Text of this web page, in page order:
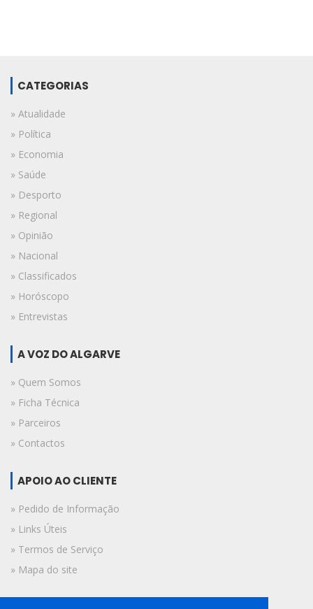
CATEGORIAS
» Atualidade
» Política
» Economia
» Saúde
» Desporto
» Regional
» Opinião
» Nacional
» Classificados
» Horóscopo
» Entrevistas
A VOZ DO ALGARVE
» Quem Somos
» Ficha Técnica
» Parceiros
» Contactos
APOIO AO CLIENTE
» Pedido de Informação
» Links Úteis
» Termos de Serviço
» Mapa do site